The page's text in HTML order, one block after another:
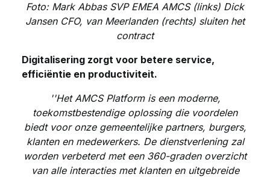
Foto: Mark Abbas SVP EMEA AMCS (links) Dick
Jansen CFO, van Meerlanden (rechts) sluiten het
contract
Digitalisering zorgt voor betere service,
efficiëntie en productiviteit.
''Het AMCS Platform is een moderne,
toekomstbestendige oplossing die voordelen
biedt voor onze gemeentelijke partners, burgers,
klanten en medewerkers. De dienstverlening zal
worden verbeterd met een 360-graden overzicht
van alle interacties met klanten en uitgebreide